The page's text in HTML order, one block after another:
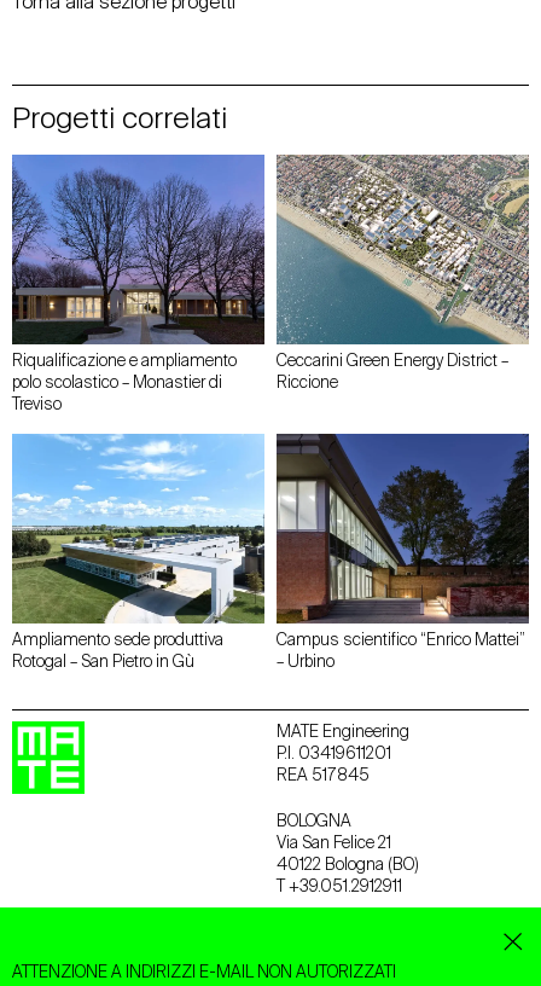
Progetti correlati
Riqualificazione e ampliamento
polo scolastico – Monastier di
Treviso
Ceccarini Green Energy District –
Riccione
Ampliamento sede produttiva
Rotogal – San Pietro in Gù
Campus scientifico “Enrico Mattei”
– Urbino
MATE Engineering
P.I. 03419611201
REA 517845
BOLOGNA
Via San Felice 21
40122 Bologna (BO)
T +39.051.2912911
31020 San Vendemiano (TV)
ATTENZIONE A INDIRIZZI E-MAIL NON AUTORIZZATI